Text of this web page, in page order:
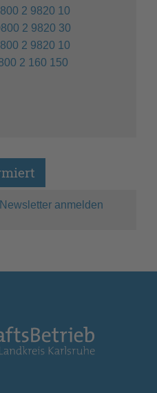
2 9820 10
2 9820 30
2 9820 10
2 160 150
anmelden